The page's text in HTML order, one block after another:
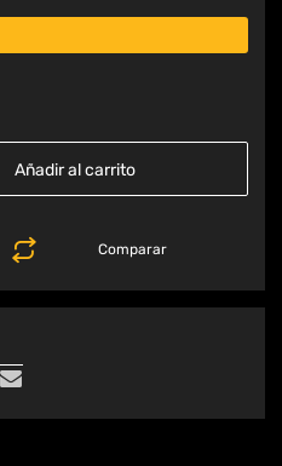
Añadir al carrito
Comparar